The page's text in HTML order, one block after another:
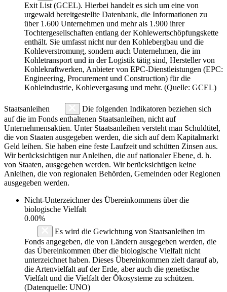
Exit List (GCEL). Hierbei handelt es sich um eine von
urgewald bereitgestellte Datenbank, die Informationen zu
über 1.600 Unternehmen und mehr als 1.900 ihrer
Tochtergesellschaften entlang der Kohlewertschöpfungskette
enthält. Sie umfasst nicht nur den Kohlebergbau und die
Kohleverstromung, sondern auch Unternehmen, die im
Kohletransport und in der Logistik tätig sind, Hersteller von
Kohlekraftwerken, Anbieter von EPC-Dienstleistungen (EPC:
Engineering, Procurement und Construction) für die
Kohleindustrie, Kohlevergasung und mehr. (Quelle: GCEL)
Staatsanleihen
Die folgenden Indikatoren beziehen sich
auf die im Fonds enthaltenen Staatsanleihen, nicht auf
Unternehmensaktien. Unter Staatsanleihen versteht man Schuldtitel,
die von Staaten ausgegeben werden, die sich auf dem Kapitalmarkt
Geld leihen. Sie haben eine feste Laufzeit und schütten Zinsen aus.
Wir berücksichtigen nur Anleihen, die auf nationaler Ebene, d. h.
von Staaten, ausgegeben werden. Wir berücksichtigen keine
Anleihen, die von regionalen Behörden, Gemeinden oder Regionen
ausgegeben werden.
Nicht-Unterzeichner des Übereinkommens über die
biologische Vielfalt
0.00%
Es wird die Gewichtung von Staatsanleihen im
Fonds angegeben, die von Ländern ausgegeben werden, die
das Übereinkommen über die biologische Vielfalt nicht
unterzeichnet haben. Dieses Übereinkommen zielt darauf ab,
die Artenvielfalt auf der Erde, aber auch die genetische
Vielfalt und die Vielfalt der Ökosysteme zu schützen.
(Datenquelle: UNO)